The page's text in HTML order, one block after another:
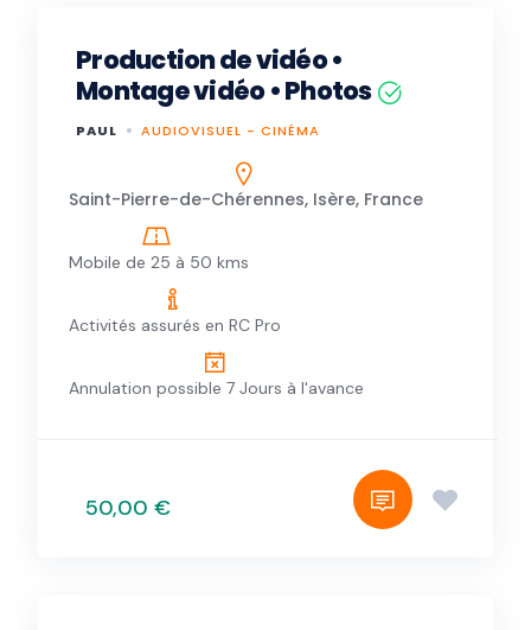
Production de vidéo •
Montage vidéo • Photos
PAUL AUDIOVISUEL - CINÉMA
Saint-Pierre-de-Chérennes, Isère, France
Mobile de 25 à 50 kms
Activités assurés en RC Pro
Annulation possible 7 Jours à l'avance
50,00 €